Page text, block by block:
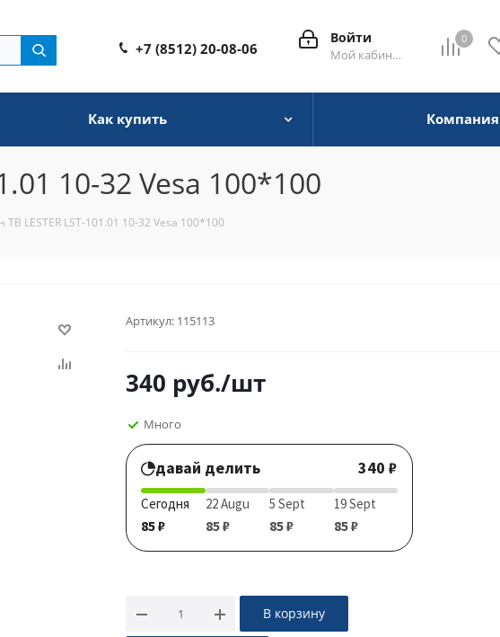
0
Войти
Мой кабинет
+7 (8512) 20-08-06
Как купить Компания
10-32 Vesa 100*100
LESTER LST-101.01 10-32 Vesa 100*100
Артикул: 115113
340 руб./шт
Много
давай делить 340 ₽
Сегодня
85 ₽
22 Augu
85 ₽
5 Sept
85 ₽
19 Sept
85 ₽
В корзину